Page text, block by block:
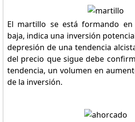
El martillo se está formando
baja, indica una inversión
depresión de una tendencia
del precio que sigue debe
tendencia, un volumen en
de la inversión.